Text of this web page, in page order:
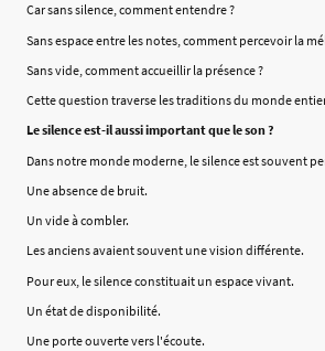
Car sans silence, comment entendre ?
Sans espace entre les notes, comment percevoir la
Sans vide, comment accueillir la présence ?
Cette question traverse les traditions du monde
Le silence est-il aussi important que le son ?
Dans notre monde moderne, le silence est souvent
Une absence de bruit.
Un vide à combler.
Les anciens avaient souvent une vision différente.
Pour eux, le silence constituait un espace vivant.
Un état de disponibilité.
Une porte ouverte vers l'écoute.